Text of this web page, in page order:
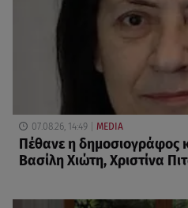
07.08.26, 14:49 MEDIA
Πέθανε η δημοσιογράφος
Βασίλη Χιώτη, Χριστίνα